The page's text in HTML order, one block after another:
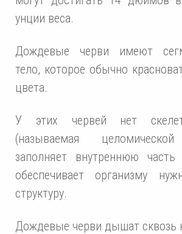
унции веса.
Дождевые черви имеют
тело, которое обычно
цвета.
У этих червей нет
(называемая
заполняет внутреннюю
обеспечивает организму
структуру.
Дождевые черви дышат сквозь